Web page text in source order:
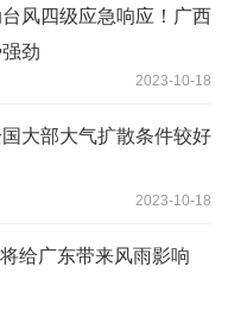
风四级应急响应！广西
劲
2023-10-18
大部大气扩散条件较好
2023-10-18
给广东带来风雨影响